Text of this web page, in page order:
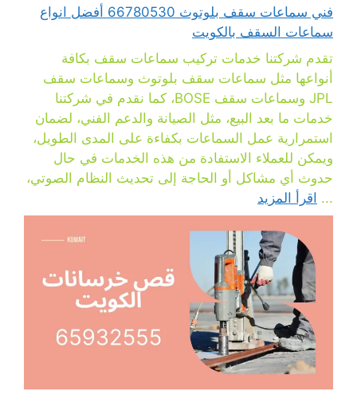
فني سماعات سقف بلوتوث 66780530 أفضل انواع
سماعات السقف بالكويت
تقدم شركتنا خدمات تركيب سماعات سقف بكافة
أنواعها مثل سماعات سقف بلوتوث وسماعات سقف
JPL وسماعات سقف BOSE، كما نقدم في شركتنا
خدمات ما بعد البيع، مثل الصيانة والدعم الفني، لضمان
استمرارية عمل السماعات بكفاءة على المدى الطويل،
ويمكن للعملاء الاستفادة من هذه الخدمات في حال
حدوث أي مشاكل أو الحاجة إلى تحديث النظام الصوتي،
... اقرأ المزيد